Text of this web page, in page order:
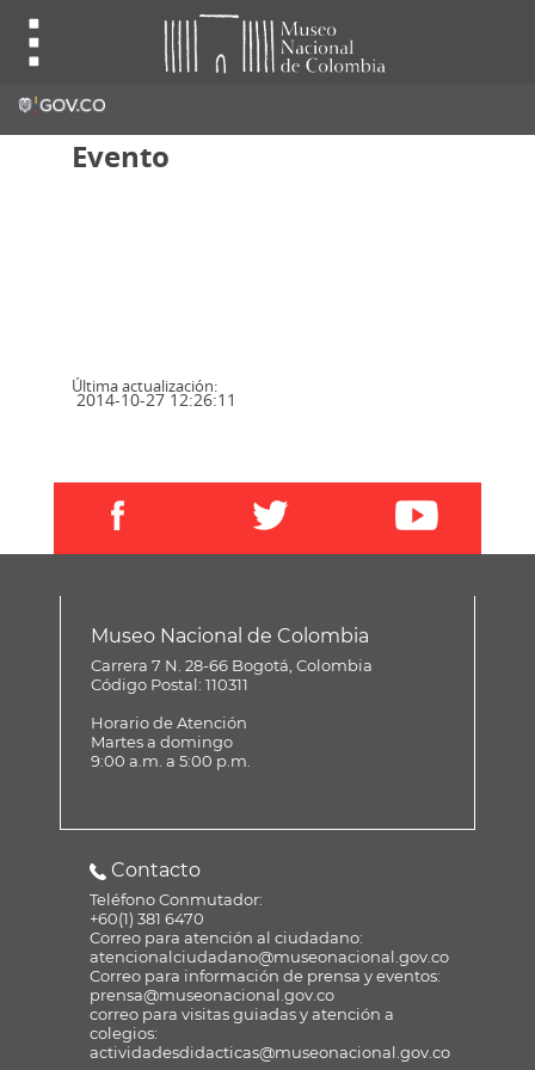
Evento
Última actualización:
2014-10-27 12:26:11
Museo Nacional de Colombia
Carrera 7 N. 28-66 Bogotá, Colombia
Código Postal: 110311
Horario de Atención
Martes a domingo
9:00 a.m. a 5:00 p.m.
Contacto
Teléfono Conmutador:
+60(1) 381 6470
Correo para atención al ciudadano:
atencionalciudadano@museonacional.gov.co
Correo para información de prensa y eventos:
prensa@museonacional.gov.co
correo para visitas guiadas y atención a
colegios:
actividadesdidacticas@museonacional.gov.co